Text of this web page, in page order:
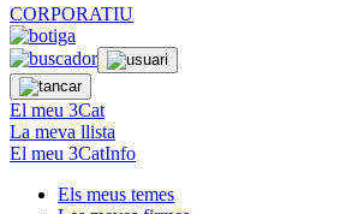
CORPORATIU
El meu 3Cat
La meva llista
El meu 3CatInfo
Els meus temes